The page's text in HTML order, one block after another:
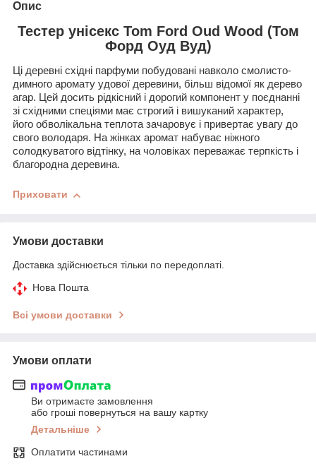
Опис
Тестер унісекс Tom Ford Oud Wood (Том
Форд Оуд Вуд)
Ці деревні східні парфуми побудовані навколо смолисто-
димного аромату удової деревини, більш відомої як дерево
агар. Цей досить рідкісний і дорогий компонент у поєднанні
зі східними спеціями має строгий і вишуканий характер,
його обволікальна теплота зачаровує і привертає увагу до
свого володаря. На жінках аромат набуває ніжного
солодкуватого відтінку, на чоловіках переважає терпкість і
благородна деревина.
Приховати
Умови доставки
Доставка здійснюється тільки по передоплаті.
Нова Пошта
Всі умови доставки
Умови оплати
Ви отримаєте замовлення
або гроші повернуться на вашу картку
Детальніше
Оплатити частинами